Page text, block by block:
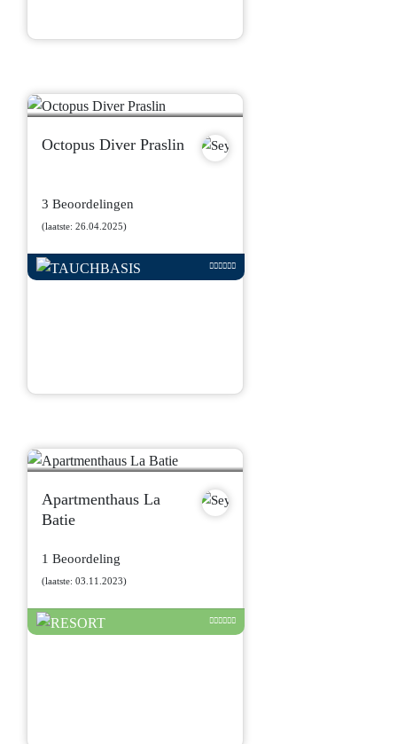
Octopus Diver Praslin
3 Beoordelingen
(laatste: 26.04.2025)
Apartmenthaus La
Batie
1 Beoordeling
(laatste: 03.11.2023)